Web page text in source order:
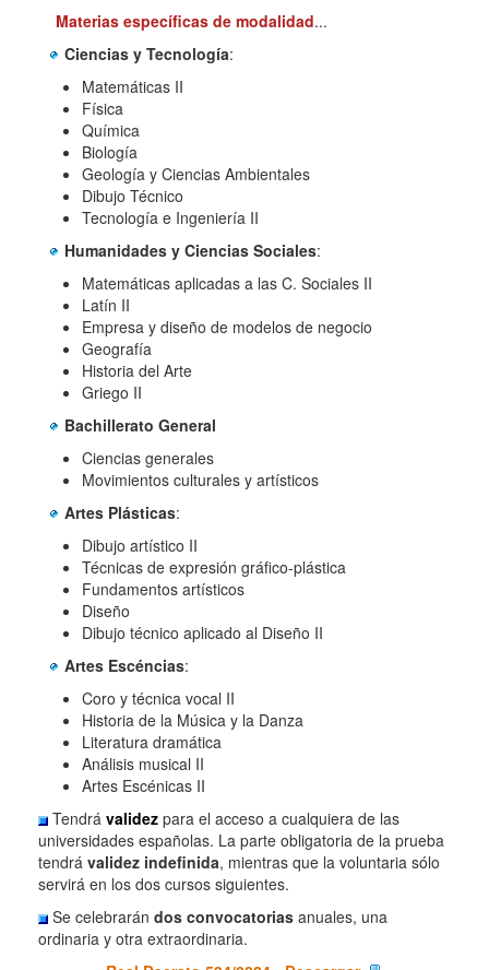
Materias específicas de modalidad...
Ciencias y Tecnología:
Matemáticas II
Física
Química
Biología
Geología y Ciencias Ambientales
Dibujo Técnico
Tecnología e Ingeniería II
Humanidades y Ciencias Sociales:
Matemáticas aplicadas a las C. Sociales II
Latín II
Empresa y diseño de modelos de negocio
Geografía
Historia del Arte
Griego II
Bachillerato General
Ciencias generales
Movimientos culturales y artísticos
Artes Plásticas:
Dibujo artístico II
Técnicas de expresión gráfico-plástica
Fundamentos artísticos
Diseño
Dibujo técnico aplicado al Diseño II
Artes Escéncias:
Coro y técnica vocal II
Historia de la Música y la Danza
Literatura dramática
Análisis musical II
Artes Escénicas II
Tendrá validez para el acceso a cualquiera de las
universidades españolas. La parte obligatoria de la prueba
tendrá validez indefinida, mientras que la voluntaria sólo
servirá en los dos cursos siguientes.
Se celebrarán dos convocatorias anuales, una
ordinaria y otra extraordinaria.